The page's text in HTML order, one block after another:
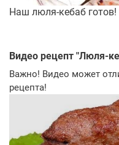
Наш люля-кебаб готов!
Видео рецепт "Люля-
Важно! Видео может
рецепта!